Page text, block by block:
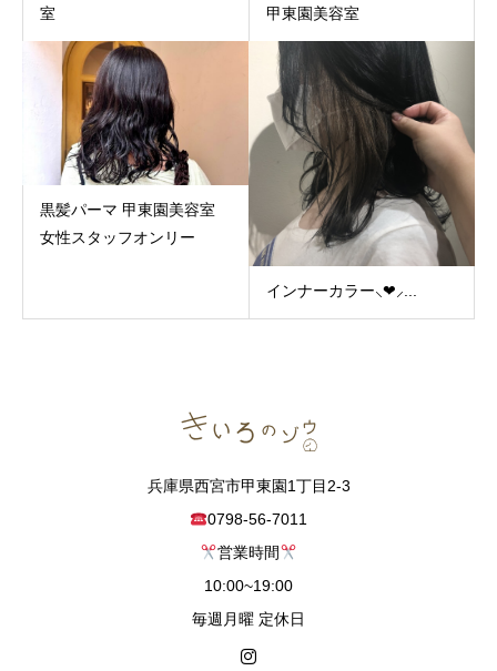
室
甲東園美容室
黒髪パーマ 甲東園美容室
女性スタッフオンリー
インナーカラー︎⸜❤︎⸝...
兵庫県西宮市甲東園1丁目2-3
0798-56-7011
営業時間
10:00~19:00
毎週月曜 定休日